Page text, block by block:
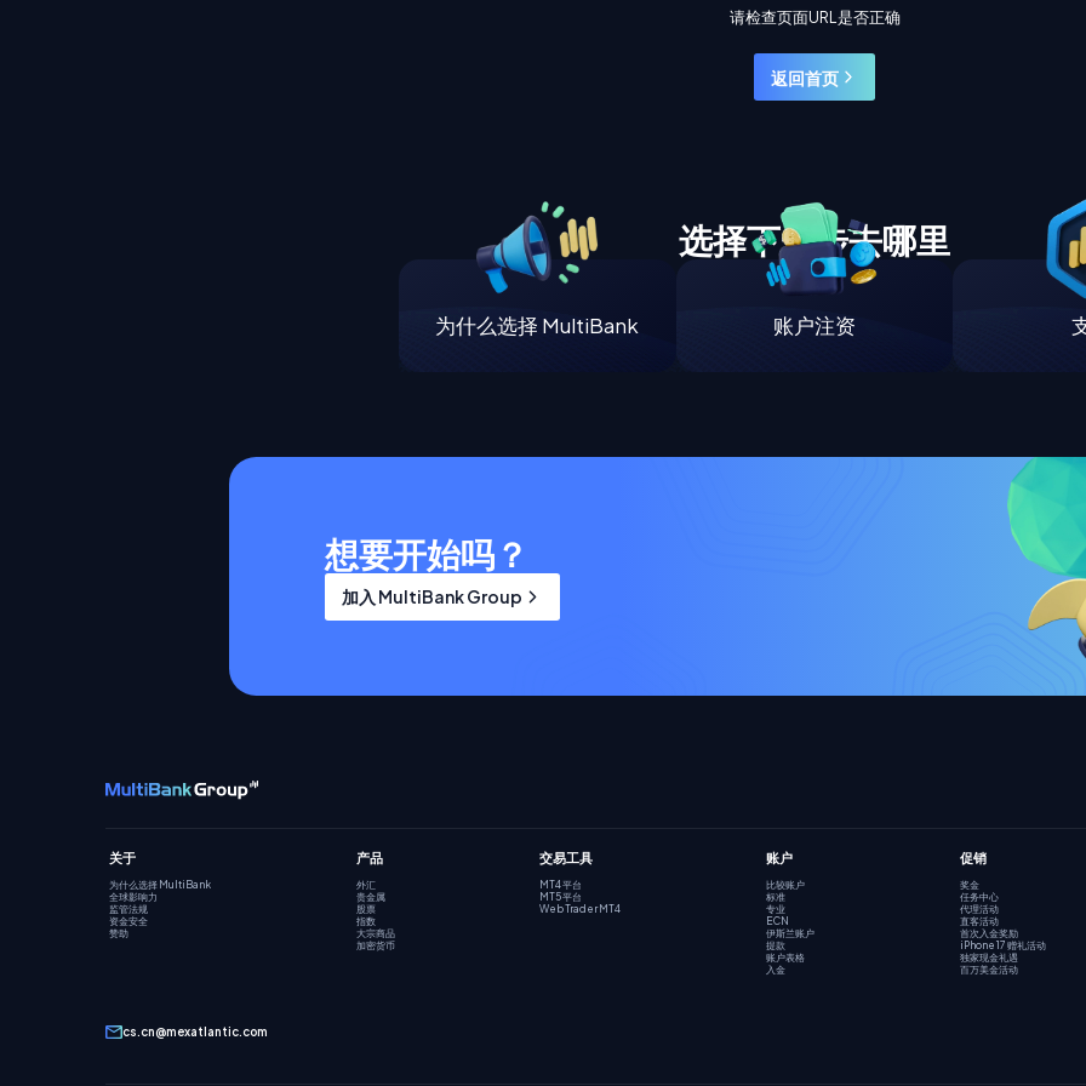
请检查页面URL是否正确
返回首页
选择下一步去哪里
为什么选择 MultiBank 账户注资
想要开始吗？
加入 MultiBank Group
关于
为什么选择 MultiBank
全球影响力
监管法规
资金安全
赞助
产品
外汇
贵金属
股票
指数
大宗商品
加密货币
交易工具
MT4 平台
MT5 平台
Web Trader MT4
账户
比较账户
标准
专业
ECN
伊斯兰账户
提款
账户表格
入金
促销
奖金
任务中心
代理活动
直客活动
首次入金奖励
iPhone 17 赠礼活动
独家现金礼遇
百万美金活动
cs.cn@mexatlantic.com